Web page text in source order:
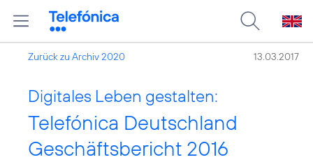
Zurück zu Archiv 2020 13.03.2017
Digitales Leben gestalten:
Telefónica Deutschland
Geschäftsbericht 2016